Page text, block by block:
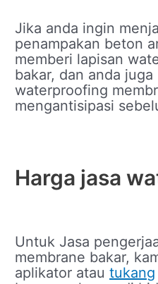
Jika anda ingin
penampakan beton
memberi lapisan
bakar, dan anda juga
waterproofing
mengantisipasi
Harga jasa
Untuk Jasa
membrane bakar,
aplikator atautukang